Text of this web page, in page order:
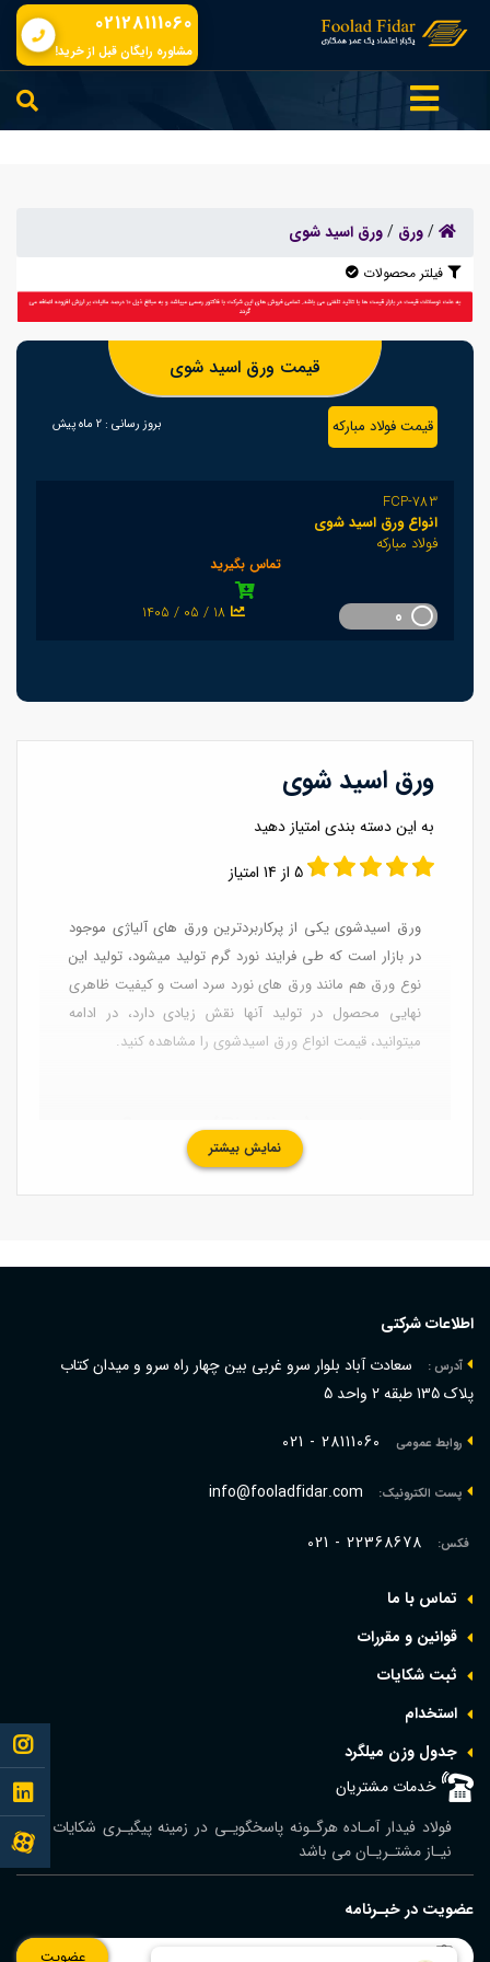
02128111060
مشاوره رایگان قبل از خرید!
/ورق /ورق اسید شوی
فیلتر محصولات
قیمت ورق اسید شوی
قیمت فولاد مبارکه بروز رسانی : 2 ماه پیش
FCP-783
انواع ورق اسید شوی
فولاد مبارکه
تماس بگیرید
1405 / 05 / 18
ورق اسید شوی
به این دسته بندی امتیاز دهید
5 از 14 امتیاز
ورق اسیدشوی یکی از پرکاربردترین ورق های آلیاژی موجود
در بازار است که طی فرایند نورد گرم تولید میشود، تولید این
نوع ورق هم مانند ورق های نورد سرد است و کیفیت ظاهری
نهایی محصول در تولید آنها نقش زیادی دارد، در ادامه
میتوانید، قیمت انواع ورق اسیدشوی را مشاهده کنید.
اسیدشوی کردن به فرایندی گفته میشود که در آن چربی های
فرمول محاسبه وزن ورق اسیدشویی
وزن ورق اسیدشویی= طول ورق (میلی متر) * عرض ورق
(میلی متر) *ضخامت (میلی متر)* چگالی ورق (گرم بر
نمایش بیشتر
اطلاعات شرکتی
آدرس :
سعادت آباد بلوار سرو غربی بین چهار راه سرو و میدان کتاب
پلاک 135 طبقه 2 واحد 5
روابط عمومی 021 - 28111060
پست الکترونیک: info@fooladfidar.com
فکس: 021 - 22368678
تماس با ما
قوانین و مقررات
ثبت شکایات
استخدام
جدول وزن ميلگرد
خدمات مشتریان
فولاد فیدار آمـاده هرگـونه پاسخگویـی در زمینه پیگیـری شکایات و
نیـاز مشتـریـان می باشد
عضویت در خبـرنامه
عضویت
Follow
me to
instagram
Follow
me to
linkedin
Follow
me to